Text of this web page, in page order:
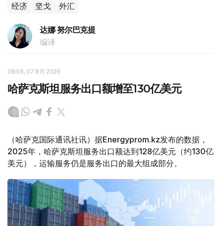
经济 坚戈 外汇
达娜 努尔巴克提
编译
08:56, 07 8月 2026
哈萨克斯坦服务出口额增至130亿美元
（哈萨克国际通讯社讯）据Energyprom.kz发布的数据，
2025年，哈萨克斯坦服务出口额达到128亿美元（约130亿
美元），运输服务仍是服务出口的最大组成部分。